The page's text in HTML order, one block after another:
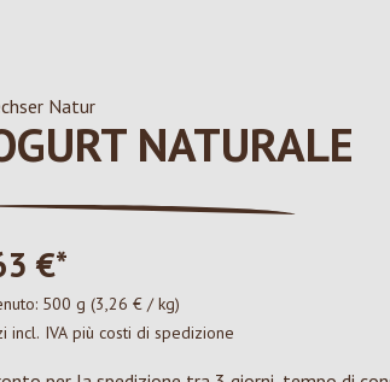
Natur
NATURALE
€*
500 g (3,26 € / kg)
incl. IVA più costi di spedizione